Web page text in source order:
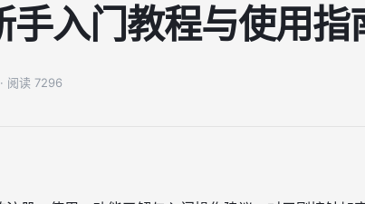
手入门教程与使用指
· 阅读 7296